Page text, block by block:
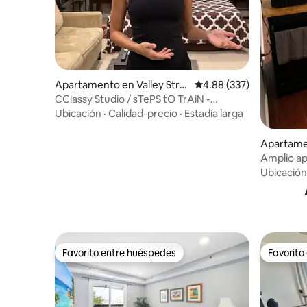
Apartamento en Valley Stre
am
Calificación promedio:
4.88 (337)
CClassy Studio / sTePS tO TrAiN -
Estacionamiento gratuito
Ubicación · Calidad-precio · Estadía larga
Amplio
con
Ubicación
Favorito entre huéspedes
Favorito entre huéspedes Favorito